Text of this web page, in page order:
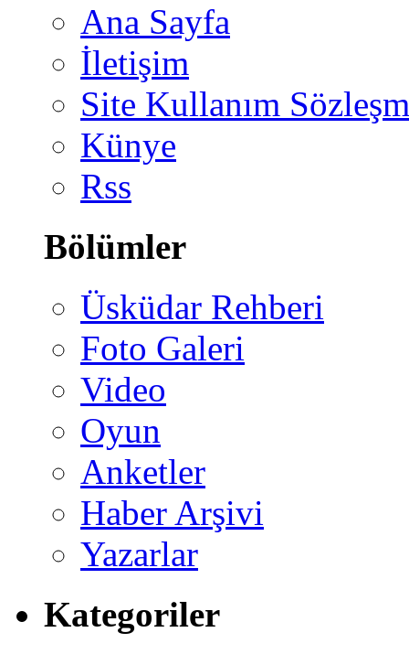
Ana Sayfa
İletişim
Site Kullanım
Künye
Rss
Bölümler
Üsküdar Rehberi
Foto Galeri
Video
Oyun
Anketler
Haber Arşivi
Yazarlar
Kategoriler